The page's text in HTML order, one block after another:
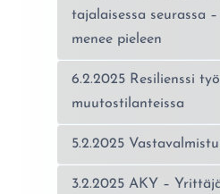
tajalaisessa seurassa
menee pieleen
6.2.2025 Resilienssi
muutostilanteissa
5.2.2025
3.2.2025 AKY –